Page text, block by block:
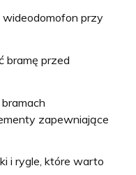
wideodomofon przy
bramę przed
zapewniające
i rygle, które warto